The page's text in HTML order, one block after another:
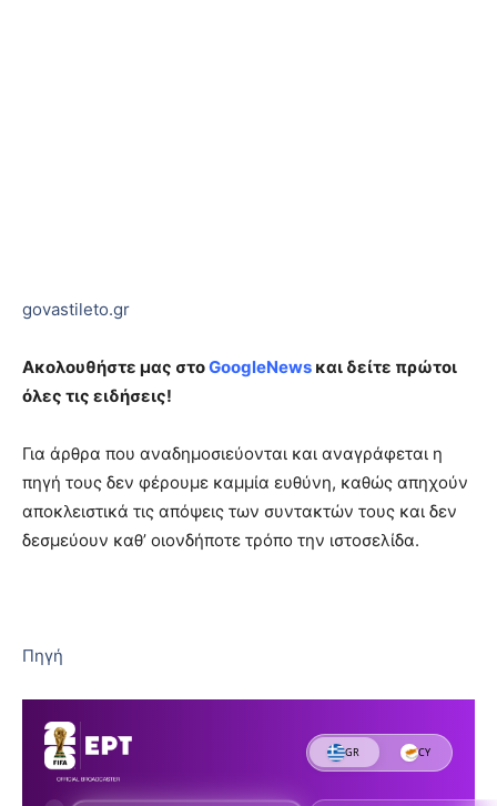
govastileto.gr
Ακολουθήστε μας στοGoogleNews και δείτε πρώτοι
όλες τις ειδήσεις!
Για άρθρα που αναδημοσιεύονται και αναγράφεται η
πηγή τους δεν φέρουμε καμμία ευθύνη, καθώς απηχούν
αποκλειστικά τις απόψεις των συντακτών τους και δεν
δεσμεύουν καθ’ οιονδήποτε τρόπο την ιστοσελίδα.
Πηγή